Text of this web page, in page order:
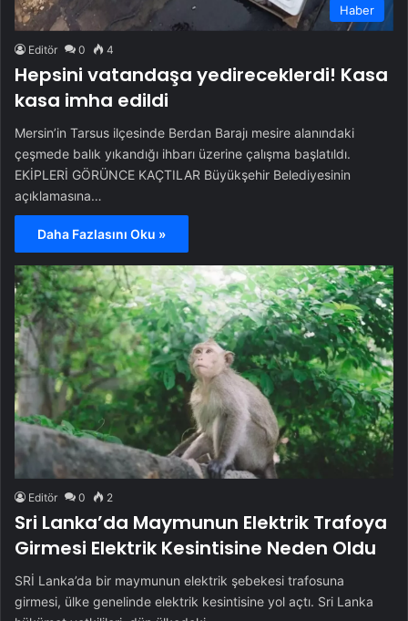
Haber
Editör 0 4
Hepsini vatandaşa yedireceklerdi! Kasa
kasa imha edildi
Mersin’in Tarsus ilçesinde Berdan Barajı mesire alanındaki
çeşmede balık yıkandığı ihbarı üzerine çalışma başlatıldı.
EKİPLERİ GÖRÜNCE KAÇTILAR Büyükşehir Belediyesinin
açıklamasına…
Daha Fazlasını Oku »
Editör 0 2
Sri Lanka’da Maymunun Elektrik Trafoya
Girmesi Elektrik Kesintisine Neden Oldu
SRİ Lanka’da bir maymunun elektrik şebekesi trafosuna
girmesi, ülke genelinde elektrik kesintisine yol açtı. Sri Lanka